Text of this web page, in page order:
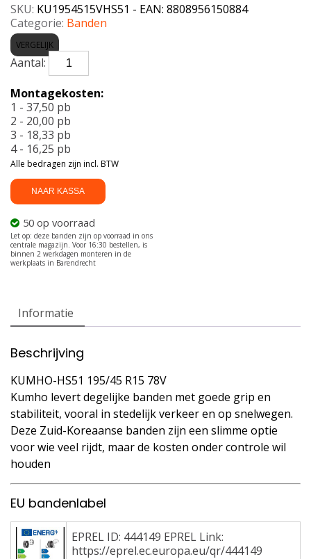
SKU: KU1954515VHS51 - EAN: 8808956150884
Categorie: Banden
VERGELIJK
KUMHO-
HS51
R15
78V
aantal
NAAR KASSA
50 op voorraad
Montagekosten:
1 - 37,50 pb
2 - 20,00 pb
3 - 18,33 pb
4 - 16,25 pb
Alle bedragen zijn incl. BTW
Informatie
Beschrijving
KUMHO-HS51 195/45 R15 78V
Kumho levert degelijke banden met goede grip en
stabiliteit, vooral in stedelijk verkeer en op snelwegen.
Deze Zuid-Koreaanse banden zijn een slimme optie
voor wie veel rijdt, maar de kosten onder controle wil
houden
EU bandenlabel
EPREL ID: 444149 EPREL Link:
https://eprel.ec.europa.eu/qr/444149